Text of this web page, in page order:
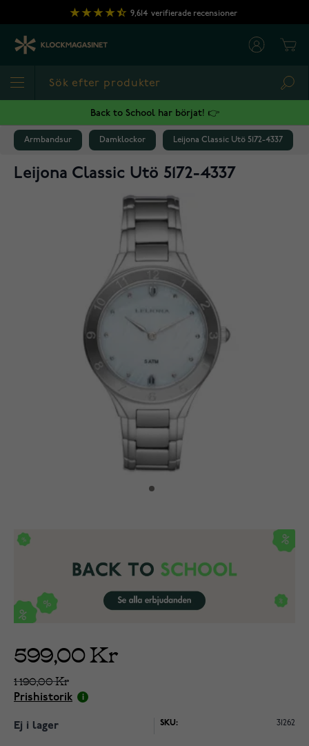
Hoppa till innehållet
9,614 verifierade recensioner
Back to School har börjat! 👉
Armbandsur Damklockor Leijona Classic Utö 5172-4337
Leijona Classic Utö 5172-4337
599,00 Kr
1 190,00 Kr
Prishistorik
Ej i lager SKU: 31262